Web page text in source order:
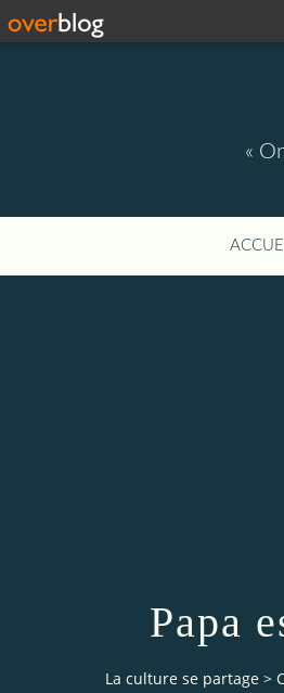
«
Papa
La culture se partage >